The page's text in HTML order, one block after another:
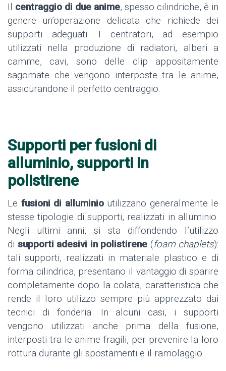
Il centraggio di due anime, spesso cilindriche, è in
genere un’operazione delicata che richiede dei
supporti adeguati. I centratori, ad esempio
utilizzati nella produzione di radiatori, alberi a
camme, cavi, sono delle clip appositamente
sagomate che vengono interposte tra le anime,
assicurandone il perfetto centraggio.
Supporti per fusioni di
alluminio, supporti in
polistirene
Le fusioni di alluminioutilizzano generalmente le
stesse tipologie di supporti, realizzati in alluminio.
Negli ultimi anni, si sta diffondendo l’utilizzo
di supporti adesivi in polistirene (foam chaplets):
tali supporti, realizzati in materiale plastico e di
forma cilindrica, presentano il vantaggio di sparire
completamente dopo la colata, caratteristica che
rende il loro utilizzo sempre più apprezzato dai
tecnici di fonderia. In alcuni casi, i supporti
vengono utilizzati anche prima della fusione,
interposti tra le anime fragili, per prevenire la loro
rottura durante gli spostamenti e il ramolaggio.